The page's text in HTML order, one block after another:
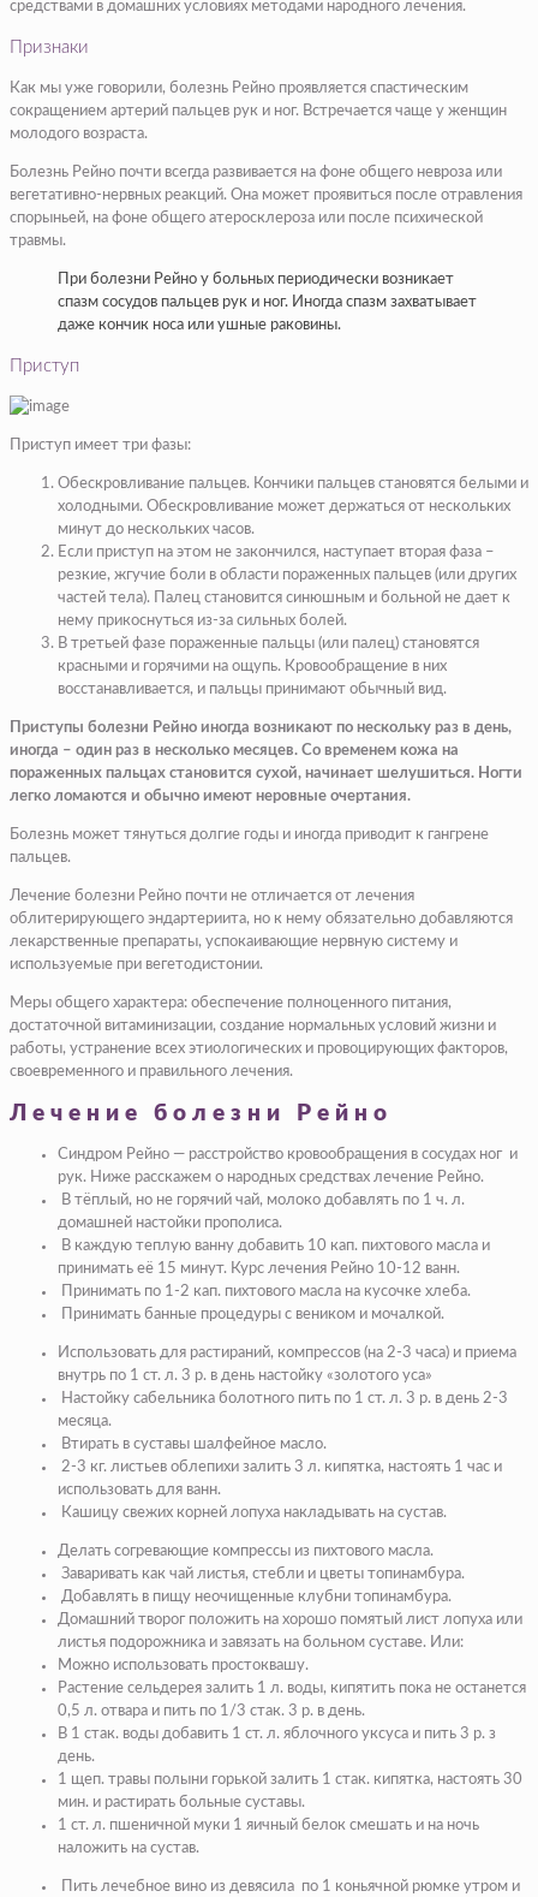
средствами в домашних условиях методами народного лечения.
Признаки
Как мы уже говорили, болезнь Рейно проявляется спастическим
сокращением артерий пальцев рук и ног. Встречается чаще у женщин
молодого возраста.
Болезнь Рейно почти всегда развивается на фоне общего невроза или
вегетативно‑нервных реакций. Она может проявиться после отравления
спорыньей, на фоне общего атеросклероза или после психической
травмы.
При болезни Рейно у больных периодически возникает
спазм сосудов пальцев рук и ног. Иногда спазм захватывает
даже кончик носа или ушные раковины.
Приступ
Приступ имеет три фазы:
Обескровливание пальцев. Кончики пальцев становятся белыми и
холодными. Обескровливание может держаться от нескольких
минут до нескольких часов.
Если приступ на этом не закончился, наступает вторая фаза –
резкие, жгучие боли в области пораженных пальцев (или других
частей тела). Палец становится синюшным и больной не дает к
нему прикоснуться из‑за сильных болей.
В третьей фазе пораженные пальцы (или палец) становятся
красными и горячими на ощупь. Кровообращение в них
восстанавливается, и пальцы принимают обычный вид.
Приступы болезни Рейно иногда возникают по нескольку раз в день,
иногда – один раз в несколько месяцев. Со временем кожа на
пораженных пальцах становится сухой, начинает шелушиться. Ногти
легко ломаются и обычно имеют неровные очертания.
Болезнь может тянуться долгие годы и иногда приводит к гангрене
пальцев.
Лечение болезни Рейно почти не отличается от лечения
облитерирующего эндартериита, но к нему обязательно добавляются
лекарственные препараты, успокаивающие нервную систему и
используемые при вегетодистонии.
Меры общего характера: обеспечение полноценного питания,
достаточной витаминизации, создание нормальных условий жизни и
работы, устранение всех этиологических и провоцирующих факторов,
своевременного и правильного лечения.
Лечение болезни Рейно
Синдром Рейно — расстройство кровообращения в сосудах ног и
рук. Ниже расскажем о народных средствах лечение Рейно.
В тёплый, но не горячий чай, молоко добавлять по 1 ч. л.
домашней на­стойки прополиса.
В каждую теплую ванну добавить 10 кап. пихтового масла и
принимать её 15 минут. Курс лечения Рейно 10-12 ванн.
Принимать по 1-2 кап. пихтового масла на кусочке хлеба.
Принимать банные процедуры с веником и мочалкой.
Использовать для растираний, компрессов (на 2-3 часа) и приема
внутрь по 1 ст. л. 3 р. в день настойку «золотого уса»
Настойку сабельника болотного пить по 1 ст. л. 3 р. в день 2-3
месяца.
Втирать в суставы шалфейное масло.
2-3 кг. листьев облепихи залить 3 л. кипятка, насто­ять 1 час и
использовать для ванн.
Кашицу свежих корней лопуха накладывать на сустав.
Делать согревающие компрессы из пихтового масла.
Заваривать как чай листья, стебли и цветы топинамбура.
Добавлять в пищу неочищенные клубни топинамбура.
Домашний творог положить на хорошо помятый лист лопуха или
листья подорожника и завязать на больном суставе. Или:
Можно использовать простоквашу.
Растение сельдерея залить 1 л. воды, кипятить пока не останется
0,5 л. отвара и пить по 1/3 стак. 3 р. в день.
В 1 стак. воды добавить 1 ст. л. яблочного уксуса и пить 3 р. з
день.
1 щеп. травы полыни горькой залить 1 стак. кипятка, настоять 30
мин. и растирать больные суставы.
1 ст. л. пшеничной муки 1 яичный белок смешать и на ночь
наложить на сустав.
Пить лечебное вино из девясила по 1 коньячной рюмке утром и